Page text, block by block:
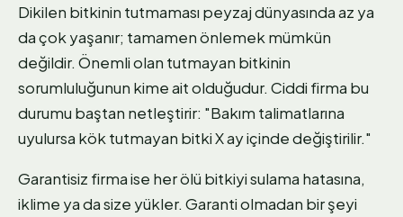
Dikilen bitkinin tutmaması peyzaj dünyasında az ya
da çok yaşanır; tamamen önlemek mümkün
değildir. Önemli olan tutmayan bitkinin
sorumluluğunun kime ait olduğudur. Ciddi firma bu
durumu baştan netleştirir: "Bakım talimatlarına
uyulursa kök tutmayan bitki X ay içinde değiştirilir."
Garantisiz firma ise her ölü bitkiyi sulama hatasına,
iklime ya da size yükler. Garanti olmadan bir şeyi